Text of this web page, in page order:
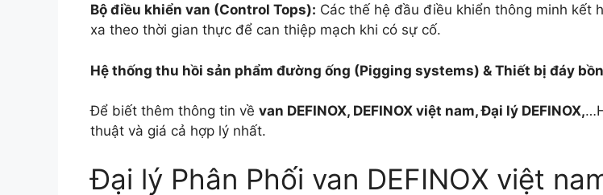
Bộ điều khiển van (Control Tops): Các thế hệ đầu điều khiển thông minh kết
xa theo thời gian thực để can thiệp mạch khi có sự cố.
Hệ thống thu hồi sản phẩm đường ống (Pigging systems) & Thiết bị đáy
Để biết thêm thông tin về van DEFINOX, DEFINOX việt nam, Đại lý DEFINOX,
thuật và giá cả hợp lý nhất.
Đại lý Phân Phối van DEFINOX việt